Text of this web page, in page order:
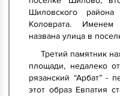
Шиловского
Коловрата.
названа улица в
Третий памятник
площади, недалеко
рязанский “Арбат” -
этот образ Евпатия